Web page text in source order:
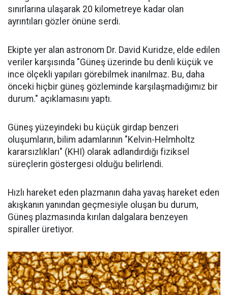
sınırlarına ulaşarak 20 kilometreye kadar olan
ayrıntıları gözler önüne serdi.
Ekipte yer alan astronom Dr. David Kuridze, elde edilen
veriler karşısında "Güneş üzerinde bu denli küçük ve
ince ölçekli yapıları görebilmek inanılmaz. Bu, daha
önceki hiçbir güneş gözleminde karşılaşmadığımız bir
durum." açıklamasını yaptı.
Güneş yüzeyindeki bu küçük girdap benzeri
oluşumların, bilim adamlarının "Kelvin-Helmholtz
kararsızlıkları" (KHI) olarak adlandırdığı fiziksel
süreçlerin göstergesi olduğu belirlendi.
Hızlı hareket eden plazmanın daha yavaş hareket eden
akışkanın yanından geçmesiyle oluşan bu durum,
Güneş plazmasında kırılan dalgalara benzeyen
spiraller üretiyor.